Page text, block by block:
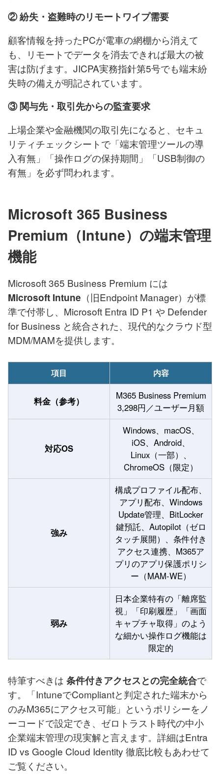
② 紛失・盗難時のリモートワイプ需要
顧客情報を持ったPCが電車の網棚から消えて
も、リモートでデータを消去できれば最大の被
害は防げます。 JICPA実務指針第5号でも端末紛
失時の備えが明記されています。
③ 関与先・取引先からの監査要求
上場企業や金融機関の取引先になると、 セキュ
リティチェックシートで「端末管理ツールの導
入有無」「操作ログの保持期間」「USB制御の
有無」を必ず問われます。
Microsoft 365 Business
Premium（Intune）の端末管理
機能
Microsoft 365 Business Premium には
Microsoft Intune （旧Endpoint Manager）が標
準で付帯し、Microsoft Entra ID P1 や Defender
for Business と統合された、現代的なクラウド型
MDM/MAMを提供します。
項目 内容
料金（参考）
M365 Business Premium
3,298円／ユーザー月額
対応OS
Windows、macOS、
iOS、Android、
Linux（一部）、
ChromeOS（限定）
強み
構成プロファイル配布、
アプリ配布、Windows
Update管理、BitLocker
鍵預託、Autopilot（ゼロ
タッチ展開）、条件付き
アクセス連携、M365ア
プリのアプリ保護ポリシ
ー（MAM-WE）
弱み
日本企業特有の「離席監
視」「印刷履歴」「画面
キャプチャ取得」のよう
な細かい操作ログ機能は
限定的
特筆すべきは 条件付きアクセスとの完全統合で
す。「IntuneでCompliantと判定された端末から
のみM365にアクセス可能」というポリシーをノ
ーコードで設定でき、ゼロトラスト時代の中小
企業端末管理の現実解と言えます。詳細はEntra
ID vs Google Cloud Identity 徹底比較もあわせて
ご覧ください。